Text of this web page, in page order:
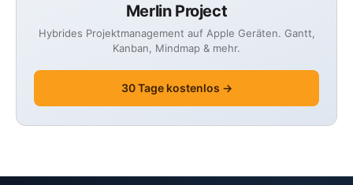
Merlin Project
Hybrides Projektmanagement auf Apple Geräten. Gantt,
Kanban, Mindmap & mehr.
30 Tage kostenlos →